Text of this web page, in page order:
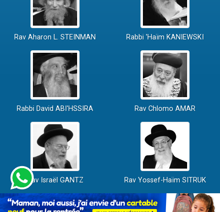
Rav Aharon L. STEINMAN Rabbi 'Haïm KANIEWSKI
Rabbi David ABI'HSSIRA Rav Chlomo AMAR
Rav Israël GANTZ Rav Yossef-Haïm SITRUK